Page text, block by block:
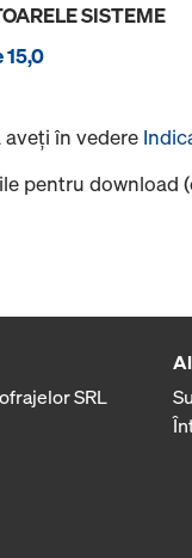
SISTEME
15,0
în vedere
pentru
SRL